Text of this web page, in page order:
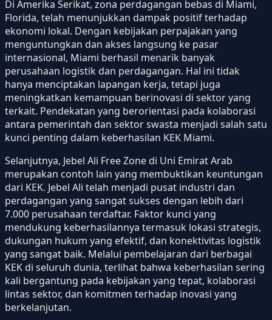
Di Amerika Serikat, zona perdagangan bebas di Miami,
Florida, telah menunjukkan dampak positif terhadap
ekonomi lokal. Dengan kebijakan perpajakan yang
menguntungkan dan akses langsung ke pasar
internasional, Miami berhasil menarik banyak
perusahaan logistik dan perdagangan. Hal ini tidak
hanya menciptakan lapangan kerja, tetapi juga
meningkatkan kemampuan berinovasi di sektor yang
terkait. Pendekatan yang berorientasi pada kolaborasi
antara pemerintah dan sektor swasta menjadi salah satu
kunci penting dalam keberhasilan KEK Miami.
Selanjutnya, Jebel Ali Free Zone di Uni Emirat Arab
merupakan contoh lain yang membuktikan keuntungan
dari KEK. Jebel Ali telah menjadi pusat industri dan
perdagangan yang sangat sukses dengan lebih dari
7.000 perusahaan terdaftar. Faktor kunci yang
mendukung keberhasilannya termasuk lokasi strategis,
dukungan hukum yang efektif, dan konektivitas logistik
yang sangat baik. Melalui pembelajaran dari berbagai
KEK di seluruh dunia, terlihat bahwa keberhasilan sering
kali bergantung pada kebijakan yang tepat, kolaborasi
lintas sektor, dan komitmen terhadap inovasi yang
berkelanjutan.